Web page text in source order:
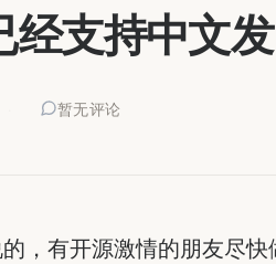
经支持中文
暂无评论
，有开源激情的朋友尽快